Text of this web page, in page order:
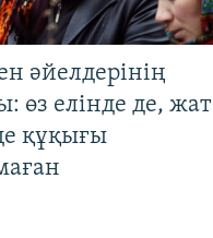
әйелдерінің
өз елінде де, жат
құқығы